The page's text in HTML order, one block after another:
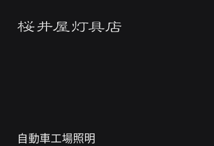
自動車工場照明